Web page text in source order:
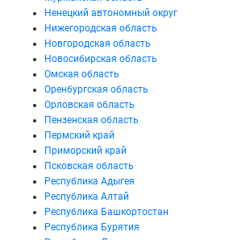
Ненецкий автономный округ
Нижегородская область
Новгородская область
Новосибирская область
Омская область
Оренбургская область
Орловская область
Пензенская область
Пермский край
Приморский край
Псковская область
Республика Адыгея
Республика Алтай
Республика Башкортостан
Республика Бурятия